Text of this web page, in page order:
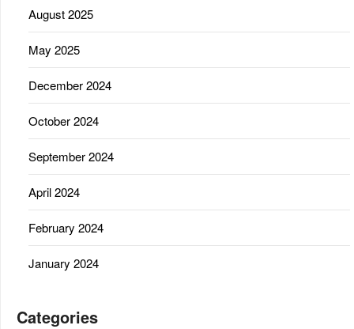
August 2025
May 2025
December 2024
October 2024
September 2024
April 2024
February 2024
January 2024
Categories